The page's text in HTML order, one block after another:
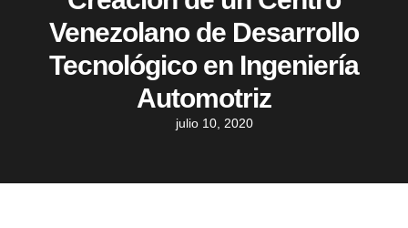
Venezolano de Desarrollo
Tecnológico en Ingeniería
Automotriz
julio 10, 2020